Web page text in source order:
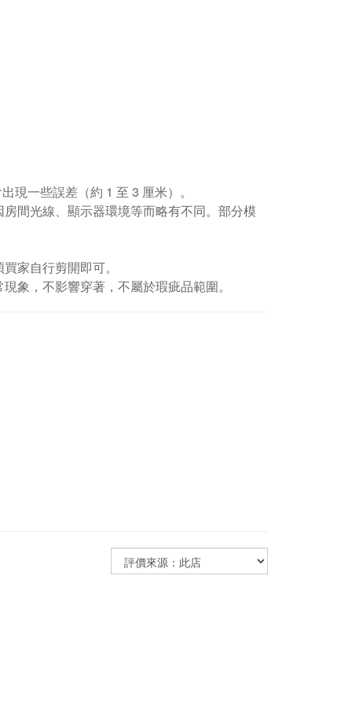
現一些誤差（約 1 至 3 厘米）。
間光線、顯示器環境等而略有不同。部分模
家自行剪開即可。
象，不影響穿著，不屬於瑕疵品範圍。